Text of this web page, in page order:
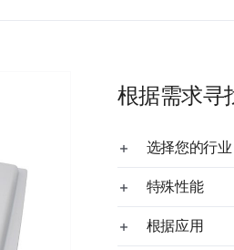
根据需求寻
选择您的行业
特殊性能
根据应用